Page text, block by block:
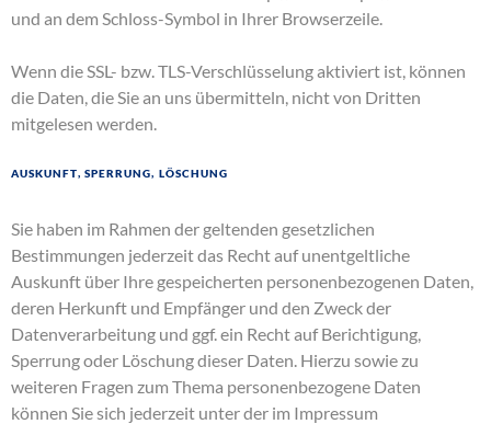
und an dem Schloss-Symbol in Ihrer Browserzeile.
Wenn die SSL- bzw. TLS-Verschlüsselung aktiviert ist, können
die Daten, die Sie an uns übermitteln, nicht von Dritten
mitgelesen werden.
Auskunft, Sperrung, Löschung
Sie haben im Rahmen der geltenden gesetzlichen
Bestimmungen jederzeit das Recht auf unentgeltliche
Auskunft über Ihre gespeicherten personenbezogenen Daten,
deren Herkunft und Empfänger und den Zweck der
Datenverarbeitung und ggf. ein Recht auf Berichtigung,
Sperrung oder Löschung dieser Daten. Hierzu sowie zu
weiteren Fragen zum Thema personenbezogene Daten
können Sie sich jederzeit unter der im Impressum